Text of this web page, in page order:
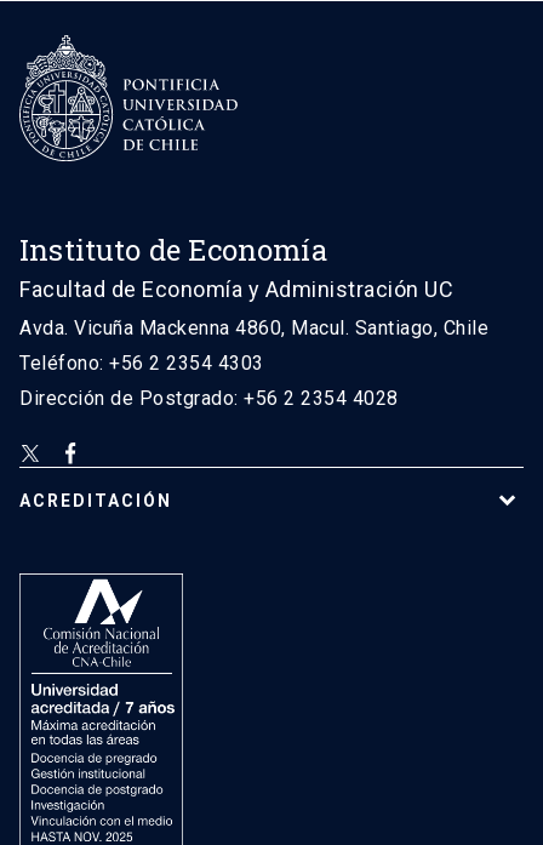
Instituto de Economía
Facultad de Economía y Administración UC
Avda. Vicuña Mackenna 4860, Macul. Santiago, Chile
Teléfono: +56 2 2354 4303
Dirección de Postgrado: +56 2 2354 4028
ACREDITACIÓN